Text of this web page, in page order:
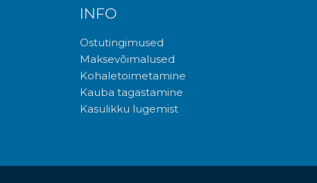
INFO
Ostutingimused
Maksevõimalused
Kohaletoimetamine
Kauba tagastamine
Kasulikku lugemist